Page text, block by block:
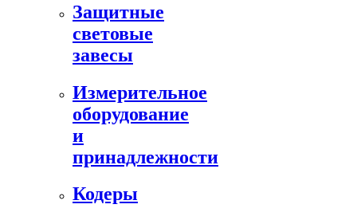
Защитные
световые
завесы
Измерительное
оборудование
и
принадлежности
Кодеры